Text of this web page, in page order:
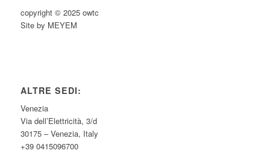
copyright © 2025 owtc
Site by MEYEM
ALTRE SEDI:
Venezia
Via dell’Elettricità, 3/d
30175 – Venezia, Italy
+39 0415096700